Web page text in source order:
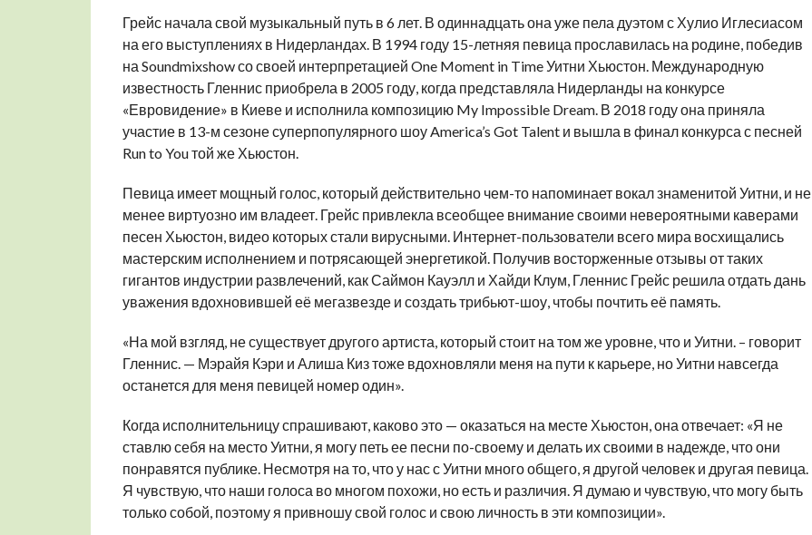
Грейс начала свой музыкальный путь в 6 лет. В одиннадцать она уже пела дуэтом с Хулио Иглесиасом
на его выступлениях в Нидерландах. В 1994 году 15-летняя певица прославилась на родине, победив
на Soundmixshow со своей интерпретацией One Moment in Time Уитни Хьюстон. Международную
известность Гленнис приобрела в 2005 году, когда представляла Нидерланды на конкурсе
«Евровидение» в Киеве и исполнила композицию My Impossible Dream. В 2018 году она приняла
участие в 13-м сезоне суперпопулярного шоу America’s Got Talent и вышла в финал конкурса с песней
Run to You той же Хьюстон.
Певица имеет мощный голос, который действительно чем-то напоминает вокал знаменитой Уитни, и не
менее виртуозно им владеет. Грейс привлекла всеобщее внимание своими невероятными каверами
песен Хьюстон, видео которых стали вирусными. Интернет-пользователи всего мира восхищались
мастерским исполнением и потрясающей энергетикой. Получив восторженные отзывы от таких
гигантов индустрии развлечений, как Саймон Кауэлл и Хайди Клум, Гленнис Грейс решила отдать дань
уважения вдохновившей её мегазвезде и создать трибьют-шоу, чтобы почтить её память.
«На мой взгляд, не существует другого артиста, который стоит на том же уровне, что и Уитни. – говорит
Гленнис. — Мэрайя Кэри и Алиша Киз тоже вдохновляли меня на пути к карьере, но Уитни навсегда
останется для меня певицей номер один».
Когда исполнительницу спрашивают, каково это — оказаться на месте Хьюстон, она отвечает: «Я не
ставлю себя на место Уитни, я могу петь ее песни по-своему и делать их своими в надежде, что они
понравятся публике. Несмотря на то, что у нас с Уитни много общего, я другой человек и другая певица.
Я чувствую, что наши голоса во многом похожи, но есть и различия. Я думаю и чувствую, что могу быть
только собой, поэтому я привношу свой голос и свою личность в эти композиции».